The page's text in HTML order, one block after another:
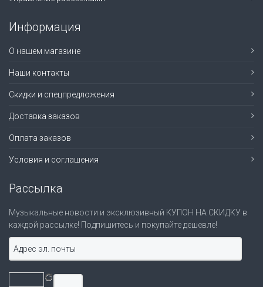
Информация
О нашем магазине
Наши контакты
Скидки и спецпредложения
Доставка заказов
Оплата заказов
Условия и соглашения
Рассылка
Музыкальные новости и эксклюзивный КУПОН НА СКИДКУ в
каждой рассылке! Подпишитесь и покупайте дешевле!